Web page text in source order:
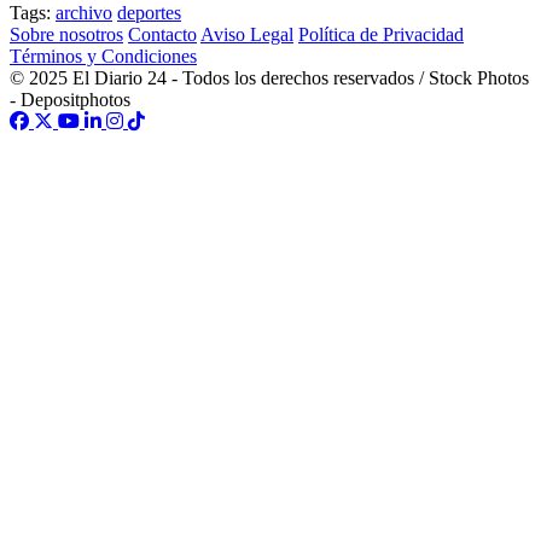
Tags: archivo deportes
Sobre nosotros Contacto Aviso Legal Política de Privacidad
Términos y Condiciones
© 2025 El Diario 24 - Todos los derechos reservados / Stock Photos
- Depositphotos